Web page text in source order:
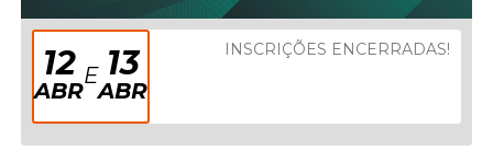
12
ABR
E 13
ABR
INSCRIÇÕES ENCERRADAS!